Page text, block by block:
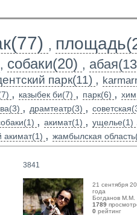
,
, собаки(20) ,
парк(11) ,
, казыбек би(7) , парк(6) ,
, драмтеатр(3) ,
, акимат(1) , ущелье(1)
акимат(1) , жамбылская
3841
21 сентября
года
Богданов М.М.
1789
0 рейтинг